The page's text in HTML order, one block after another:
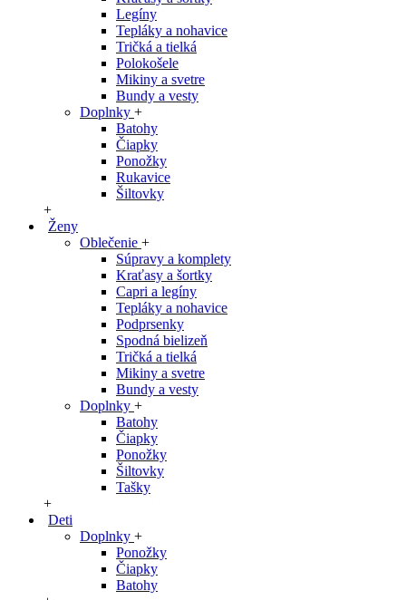
Legíny
Tepláky a nohavice
Tričká a tielká
Polokošele
Mikiny a svetre
Bundy a vesty
Doplnky +
Batohy
Čiapky
Ponožky
Rukavice
Šiltovky
+
Ženy
Oblečenie +
Súpravy a komplety
Kraťasy a šortky
Capri a legíny
Tepláky a nohavice
Podprsenky
Spodná bielizeň
Tričká a tielká
Mikiny a svetre
Bundy a vesty
Doplnky +
Batohy
Čiapky
Ponožky
Šiltovky
Tašky
+
Deti
Doplnky +
Ponožky
Čiapky
Batohy